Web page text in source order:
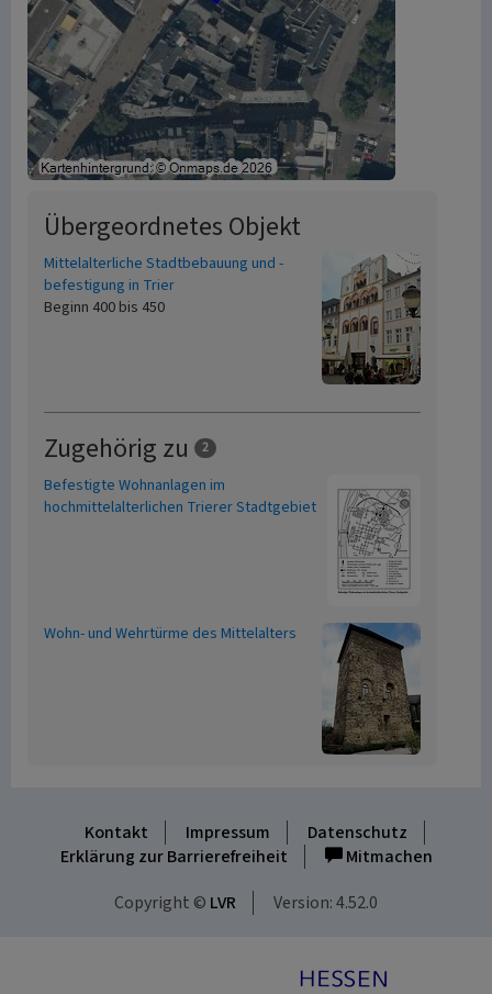
Übergeordnetes Objekt
Mittelalterliche Stadtbebauung und -
befestigung in Trier
Beginn 400 bis 450
Zugehörig zu 2
Befestigte Wohnanlagen im
hochmittelalterlichen Trierer Stadtgebiet
Wohn- und Wehrtürme des Mittelalters
Kontakt Impressum
Datenschutz
Erklärung zur Barrierefreiheit
Mitmachen
Copyright © LVR Version: 4.52.0